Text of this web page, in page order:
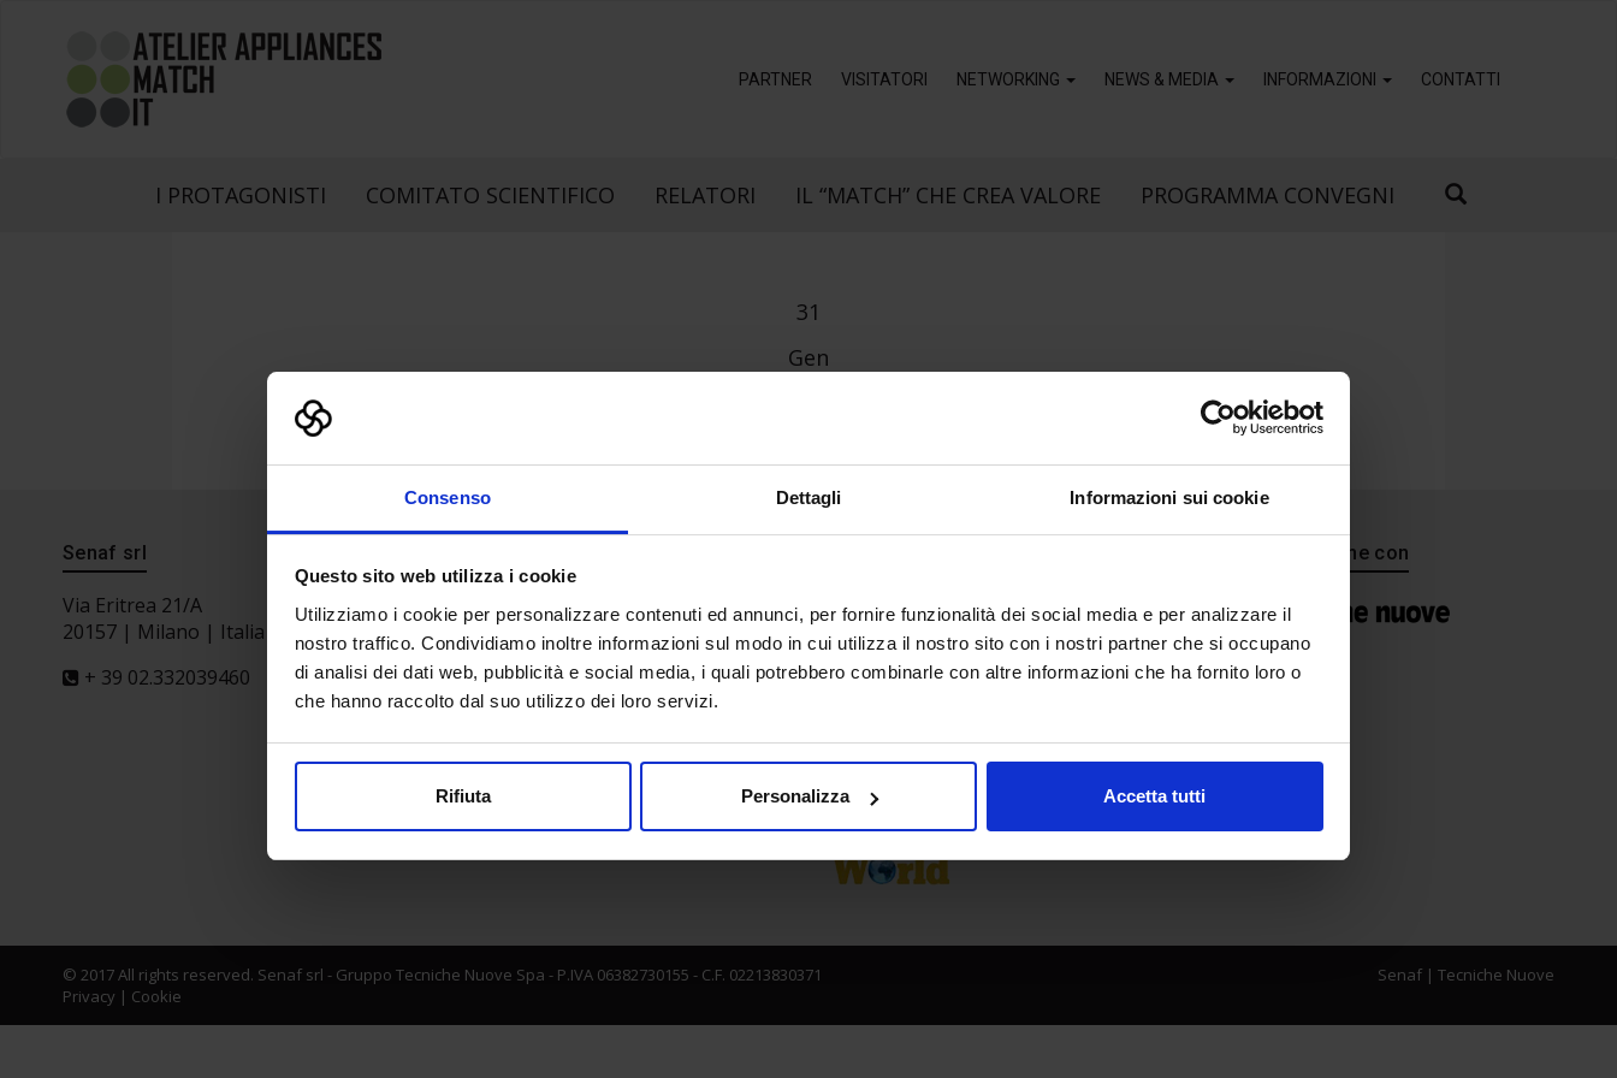
Consenso Dettagli Informazioni sui cookie
Questo sito web utilizza i cookie
Utilizziamo i cookie per personalizzare contenuti ed annunci, per fornire funzionalità dei social media e per analizzare il
nostro traffico. Condividiamo inoltre informazioni sul modo in cui utilizza il nostro sito con i nostri partner che si occupano
di analisi dei dati web, pubblicità e social media, i quali potrebbero combinarle con altre informazioni che ha fornito loro o
che hanno raccolto dal suo utilizzo dei loro servizi.
Rifiuta Personalizza Accetta tutti
PARTNER VISITATORI NETWORKING NEWS & MEDIA INFORMAZIONI CONTATTI
I PROTAGONISTI COMITATO SCIENTIFICO RELATORI IL “MATCH” CHE CREA VALORE PROGRAMMA CONVEGNI
31
Gen
Senaf srl
Via Eritrea 21/A
20157 | Milano | Italia
+ 39 02.332039460
Partner
In collaborazione con
© 2017 All rights reserved. Senaf srl - Gruppo Tecniche Nuove Spa - P.IVA 06382730155 - C.F. 02213830371
Privacy | Cookie
Senaf| Tecniche Nuove